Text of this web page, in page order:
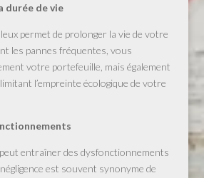
durée de vie
permet de prolonger la vie de votre
les pannes fréquentes, vous
votre portefeuille, mais également
l’empreinte écologique de votre
entraîner des dysfonctionnements
est souvent synonyme de